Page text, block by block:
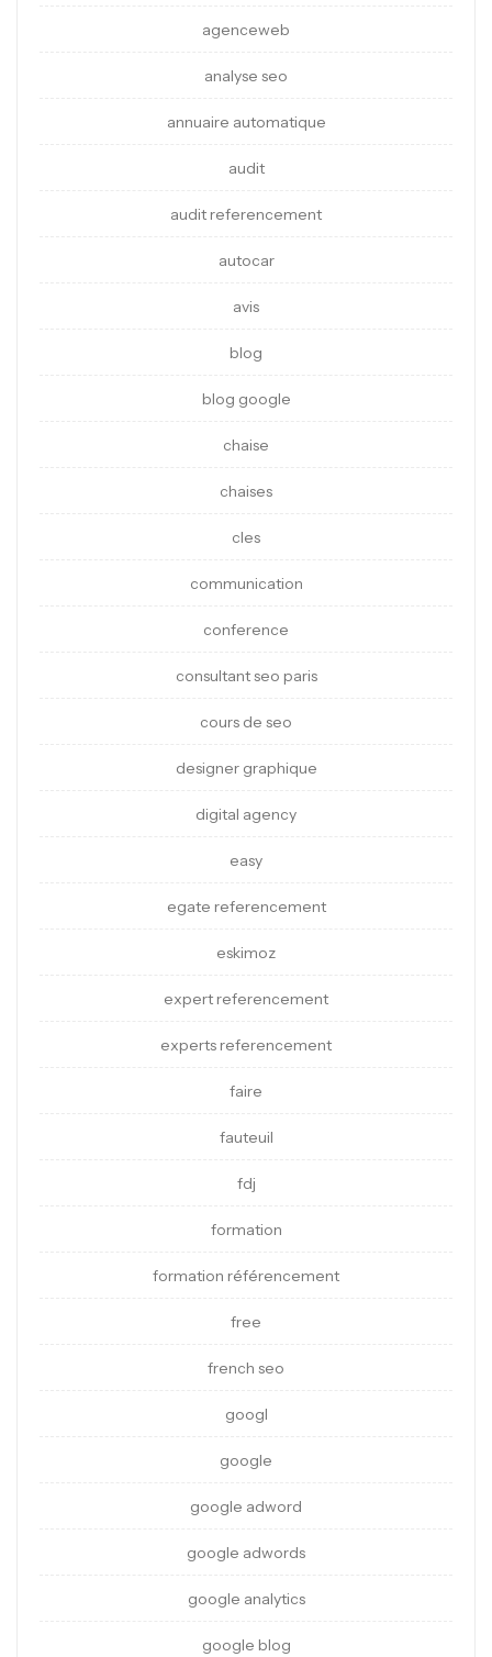
agenceweb
analyse seo
annuaire automatique
audit
audit referencement
autocar
avis
blog
blog google
chaise
chaises
cles
communication
conference
consultant seo paris
cours de seo
designer graphique
digital agency
easy
egate referencement
eskimoz
expert referencement
experts referencement
faire
fauteuil
fdj
formation
formation référencement
free
french seo
googl
google
google adword
google adwords
google analytics
google blog